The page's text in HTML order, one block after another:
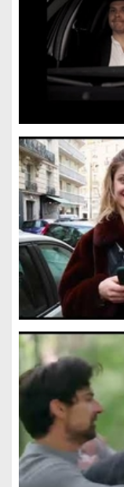
Gestion des
Nous utilisons des
améliorent la